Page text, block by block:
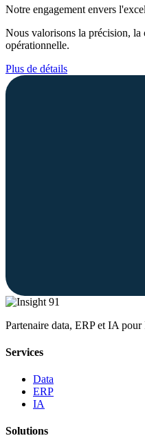
Notre engagement envers
Nous valorisons la précision, la
opérationnelle.
Plus de détails
Partenaire data, ERP et IA
Services
Data
ERP
IA
Solutions